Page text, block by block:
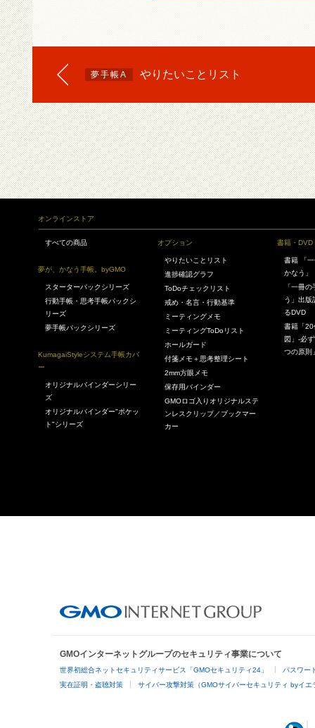
夢手帳A やりたいことリスト
オンラインストア
すべての商品
夢が、かなう手帳。byGMO
スターターパックシリーズ
行動手帳・思考手帳パックシ
リーズ
夢手帳パックシリーズ
KumagaiStyleシステム手帳カバ
ー
オリジナルバインダーシリー
ズ
オリジナルバインダー"ポケッ
ト"シリーズ
オプション
やりたいことリスト
進捗確認グラフ
ToDoチェックリスト
戒め・名言・行動基準
ミーティングメモ
ミーティングToDoリスト
ホールガード
付箋メモ＋思考整理シート
2mm方眼メモ
保存用バインダー
GMOロゴ入りオリジナルステ
ンレスクリップ／ブックマー
カー
書籍・DVD
書籍 「
かなう」
「一冊
う」出
るDVD
書籍「
図」-必
つの原則
GMOインターネットグループのセキュリティ事業について
世界初総合ネットセキュリティサービス「GMOセキュリティ24」
パスワー
実在証明・盗聴対策
サイバー攻撃対策（GMOサイバーセキュリティ byイエ